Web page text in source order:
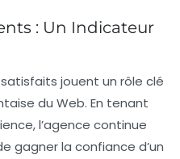
: Un Indicateur
jouent un rôle clé
du Web. En tenant
l’agence continue
gagner la confiance d’un